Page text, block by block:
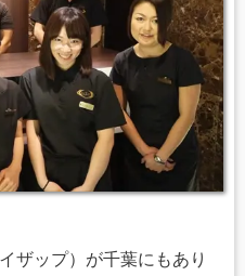
ザップ）が千葉にもあり